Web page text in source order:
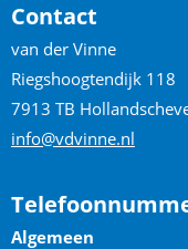
Contact
van der Vinne
Riegshoogtendijk 118
7913 TB
info@vdvinne.nl
Algemeen